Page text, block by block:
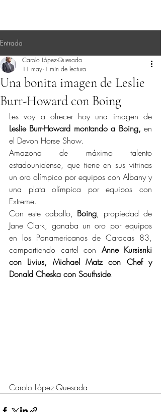
Entrada
Una bonita imagen de Leslie
Burr-Howard con Boing
Carolo López-Quesada
11 may 1 min de lectura
Leslie Burr-Howard montando a Boing, en
el Devon Horse Show.
Amazona de máximo talento
estadounidense, que tiene en sus vitrinas
un oro olímpico por equipos con Albany y
una plata olímpica por equipos con
Extreme.
Con este caballo, Boing, propiedad de
Jane Clark, ganaba un oro por equipos
en los Panamericanos de Caracas 83,
compartiendo cartel con Anne Kursisnki
con Livius, Michael Matz con Chef y
Donald Cheska con Southside.
Carolo López-Quesada